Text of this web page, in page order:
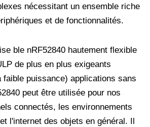
nécessitant un ensemble riche
et de fonctionnalités.
ble nRF52840 hautement flexible
de plus en plus exigeants
faible puissance) applications sans
peut être utilisée pour nos
connectés, les environnements
l'internet des objets en général. Il